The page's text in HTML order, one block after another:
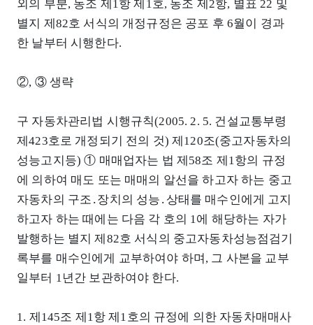
외의 부분, 동조 제1항 제1호, 동조 제2항, 별표 22 및
별지 제82호 서식의 개정규정은 공포 후 6월이 경과
한 날부터 시행한다.
②, ③ 생략
구 자동차관리법 시행규칙(2005. 2. 5. 건설교통부령
제423호로 개정되기 전의 것) 제120조(중고자동차의
성능고지등) ① 매매업자는 법 제58조 제1항의 규정
에 의하여 매도 또는 매매의 알선을 하고자 하는 중고
자동차의 구조․장치의 성능․상태를 매수인에게 고지
하고자 하는 때에는 다음 각 호의 1에 해당하는 자가
발행하는 별지 제82호 서식의 중고자동차성능점검기
록부를 매수인에게 교부하여야 하며, 그 사본을 교부
일부터 1년간 보관하여야 한다.
1. 제145조 제1항 제1호의 규정에 의한 자동차매매사